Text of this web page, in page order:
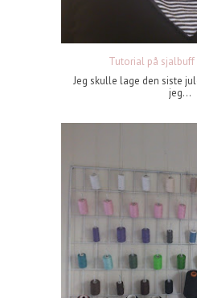
Tutorial på sjalbuff
Jeg skulle lage den siste
jeg...